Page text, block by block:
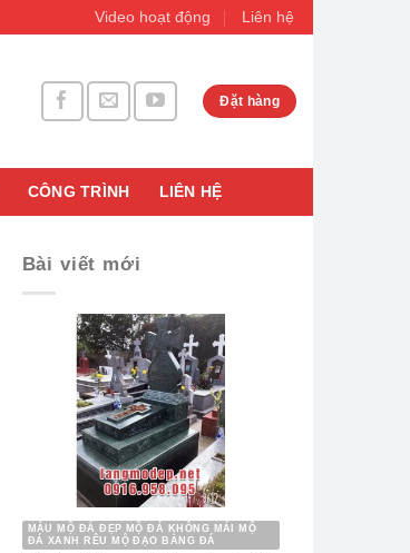
Video hoạt động Liên hệ
Đặt hàng
CÔNG TRÌNH LIÊN HỆ
Bài viết mới
MẪU MỘ ĐÁ ĐẸP MỘ ĐÁ KHÔNG MÁI MỘ
ĐÁ XANH RÊU MỘ ĐẠO BẰNG ĐÁ